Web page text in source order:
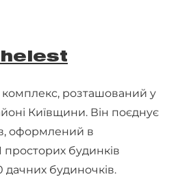
розташований у
Київщини. Він поєднує
оформлений в
просторих будинків
дачних будиночків.